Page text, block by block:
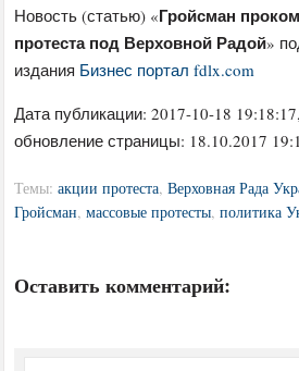
Новость (статью) «Гройсман
протеста под Верховной Радой»
издания Бизнес портал fdlx.com
Дата публикации:2017-10-18 19:18:17
обновление страницы: 18.10.2017
Темы:акции протеста,Верховная Рада
Гройсман,массовые протесты,политика
Оставить комментарий: